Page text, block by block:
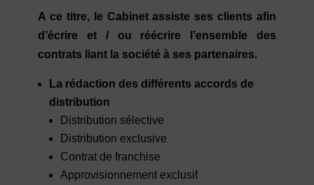
A ce titre, le Cabinet assiste ses clients afin
d’écrire et / ou réécrire l’ensemble des
contrats liant la société à ses partenaires.
La rédaction des différents accords de
distribution
Distribution sélective
Distribution exclusive
Contrat de franchise
Approvisionnement exclusif